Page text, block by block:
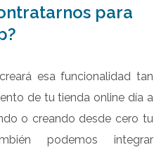
para
esa funcionalidad tan
de tu tienda online día a
o creando desde cero tu
podemos integrar